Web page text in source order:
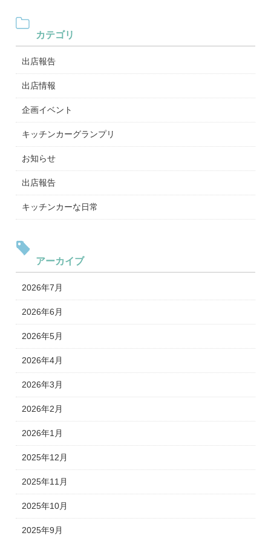
カテゴリ
出店報告
出店情報
企画イベント
キッチンカーグランプリ
お知らせ
出店報告
キッチンカーな日常
アーカイブ
2026年7月
2026年6月
2026年5月
2026年4月
2026年3月
2026年2月
2026年1月
2025年12月
2025年11月
2025年10月
2025年9月